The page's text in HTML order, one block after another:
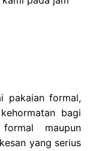
pakaian formal,
bagi
maupun
yang serius